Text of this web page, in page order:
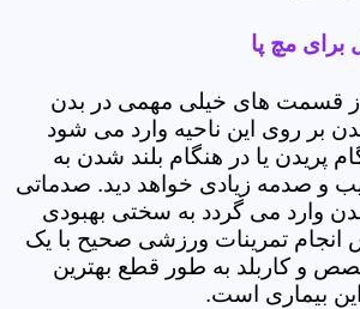
برای مچ پا
قسمت های خیلی مهمی در بدن
بر روی این ناحیه وارد می شود
پریدن یا در هنگام بلند شدن به
و صدمه زیادی خواهد دید. صدماتی
بدن وارد می گردد به سختی بهبودی
انجام تمرینات ورزشی صحیح با یک
و کاربلد به طور قطع بهترین
بیماری است.